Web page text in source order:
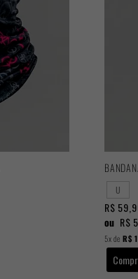
U
R$
ou R$
5xde R$